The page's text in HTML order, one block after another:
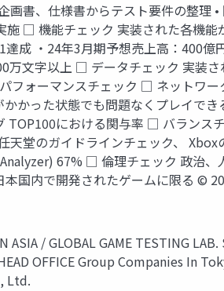
書、仕様書からテスト要件の整理
施 □ 機能チェック 実装された各機能
成 ・24年3月期予想売上高：400億
万文字以上 □ データチェック 実装
フォーマンスチェック □ ネットワ
かった状態でも問題なくプレイでき
TOP100における関与率 □ バランス
堂のガイドラインチェック、 Xbox
67% □ 倫理チェック 政治、
国内で開発されたゲームに限る ©
/ GLOBAL GAME TESTING
OFFICE Group Companies In
Ltd.